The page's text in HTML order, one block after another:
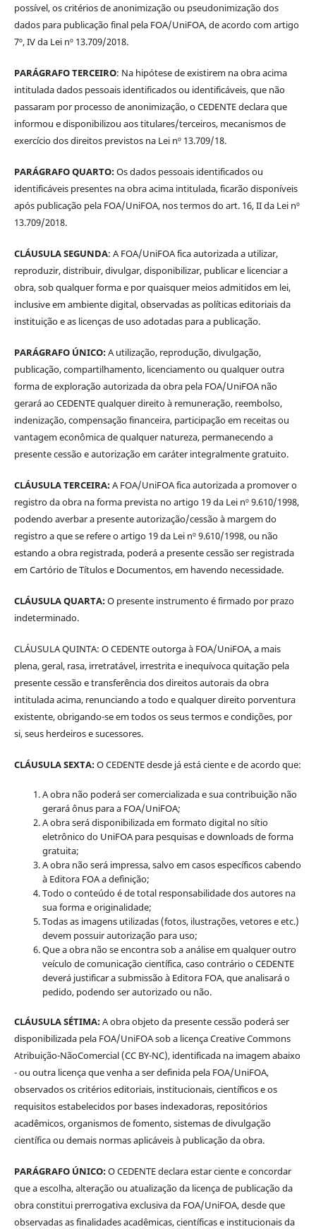
possível, os critérios de anonimização ou pseudonimização dos
dados para publicação final pela FOA/UniFOA, de acordo com artigo
7º, IV da Lei nº 13.709/2018.
PARÁGRAFO TERCEIRO: Na hipótese de existirem na obra acima
intitulada dados pessoais identificados ou identificáveis, que não
passaram por processo de anonimização, o CEDENTE declara que
informou e disponibilizou aos titulares/terceiros, mecanismos de
exercício dos direitos previstos na Lei nº 13.709/18.
PARÁGRAFO QUARTO:Os dados pessoais identificados ou
identificáveis presentes na obra acima intitulada, ficarão disponíveis
após publicação pela FOA/UniFOA, nos termos do art. 16, II da Lei nº
13.709/2018.
CLÁUSULA SEGUNDA: A FOA/UniFOA fica autorizada a utilizar,
reproduzir, distribuir, divulgar, disponibilizar, publicar e licenciar a
obra, sob qualquer forma e por quaisquer meios admitidos em lei,
inclusive em ambiente digital, observadas as políticas editoriais da
instituição e as licenças de uso adotadas para a publicação.
PARÁGRAFO ÚNICO:A utilização, reprodução, divulgação,
publicação, compartilhamento, licenciamento ou qualquer outra
forma de exploração autorizada da obra pela FOA/UniFOA não
gerará ao CEDENTE qualquer direito à remuneração, reembolso,
indenização, compensação financeira, participação em receitas ou
vantagem econômica de qualquer natureza, permanecendo a
presente cessão e autorização em caráter integralmente gratuito.
CLÁUSULA TERCEIRA:A FOA/UniFOA fica autorizada a promover o
registro da obra na forma prevista no artigo 19 da Lei nº 9.610/1998,
podendo averbar a presente autorização/cessão à margem do
registro a que se refere o artigo 19 da Lei nº 9.610/1998, ou não
estando a obra registrada, poderá a presente cessão ser registrada
em Cartório de Títulos e Documentos, em havendo necessidade.
CLÁUSULA QUARTA:O presente instrumento é firmado por prazo
indeterminado.
CLÁUSULA QUINTA: O CEDENTE outorga à FOA/UniFOA, a mais
plena, geral, rasa, irretratável, irrestrita e inequívoca quitação pela
presente cessão e transferência dos direitos autorais da obra
intitulada acima, renunciando a todo e qualquer direito porventura
existente, obrigando-se em todos os seus termos e condições, por
si, seus herdeiros e sucessores.
CLÁUSULA SEXTA:O CEDENTE desde já está ciente e de acordo que:
A obra não poderá ser comercializada e sua contribuição não
gerará ônus para a FOA/UniFOA;
A obra será disponibilizada em formato digital no sítio
eletrônico do UniFOA para pesquisas e downloads de forma
gratuita;
A obra não será impressa, salvo em casos específicos cabendo
à Editora FOA a definição;
Todo o conteúdo é de total responsabilidade dos autores na
sua forma e originalidade;
Todas as imagens utilizadas (fotos, ilustrações, vetores e etc.)
devem possuir autorização para uso;
Que a obra não se encontra sob a análise em qualquer outro
veículo de comunicação científica, caso contrário o CEDENTE
deverá justificar a submissão à Editora FOA, que analisará o
pedido, podendo ser autorizado ou não.
CLÁUSULA SÉTIMA:A obra objeto da presente cessão poderá ser
disponibilizada pela FOA/UniFOA sob a licença Creative Commons
Atribuição-NãoComercial (CC BY-NC), identificada na imagem abaixo
- ou outra licença que venha a ser definida pela FOA/UniFOA,
observados os critérios editoriais, institucionais, científicos e os
requisitos estabelecidos por bases indexadoras, repositórios
acadêmicos, organismos de fomento, sistemas de divulgação
científica ou demais normas aplicáveis à publicação da obra.
PARÁGRAFO ÚNICO:O CEDENTE declara estar ciente e concordar
que a escolha, alteração ou atualização da licença de publicação da
obra constitui prerrogativa exclusiva da FOA/UniFOA, desde que
observadas as finalidades acadêmicas, científicas e institucionais da